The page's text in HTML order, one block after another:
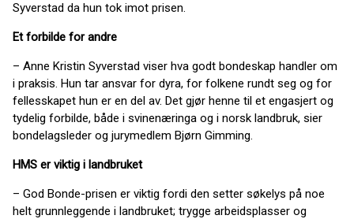
Syverstad da hun tok imot prisen.
Et forbilde for andre
– Anne Kristin Syverstad viser hva godt bondeskap handler om
i praksis. Hun tar ansvar for dyra, for folkene rundt seg og for
fellesskapet hun er en del av. Det gjør henne til et engasjert og
tydelig forbilde, både i svinenæringa og i norsk landbruk, sier
bondelagsleder og jurymedlem Bjørn Gimming.
HMS er viktig i landbruket
– God Bonde-prisen er viktig fordi den setter søkelys på noe
helt grunnleggende i landbruket; trygge arbeidsplasser og